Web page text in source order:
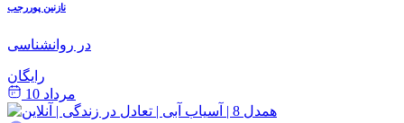
نازنین پوررجب
در روانشناسی
رایگان
مرداد 10